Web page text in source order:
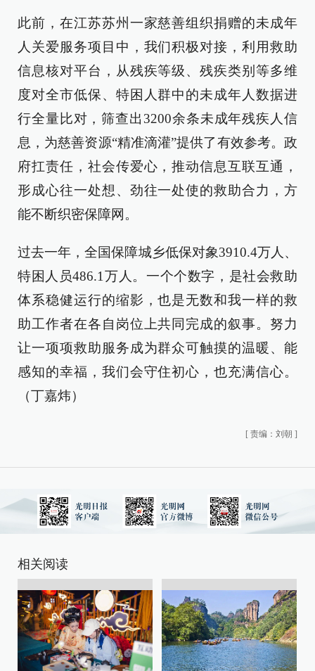
此前，在江苏苏州一家慈善组织捐赠的未成年
人关爱服务项目中，我们积极对接，利用救助
信息核对平台，从残疾等级、残疾类别等多维
度对全市低保、特困人群中的未成年人数据进
行全量比对，筛查出3200余条未成年残疾人信
息，为慈善资源“精准滴灌”提供了有效参考。政
府扛责任，社会传爱心，推动信息互联互通，
形成心往一处想、劲往一处使的救助合力，方
能不断织密保障网。
过去一年，全国保障城乡低保对象3910.4万人、
特困人员486.1万人。一个个数字，是社会救助
体系稳健运行的缩影，也是无数和我一样的救
助工作者在各自岗位上共同完成的叙事。努力
让一项项救助服务成为群众可触摸的温暖、能
感知的幸福，我们会守住初心，也充满信心。
（丁嘉炜）
[ 责编：刘朝 ]
相关阅读